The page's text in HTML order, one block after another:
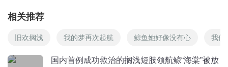
相关推荐
旧欢搁浅 我的梦再次起航 鲸鱼她好像没有心 我们
国内首例成功救治的搁浅短肢领航鲸“海棠”被放